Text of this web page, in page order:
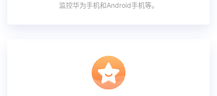
监控华为手机和Android手机等。